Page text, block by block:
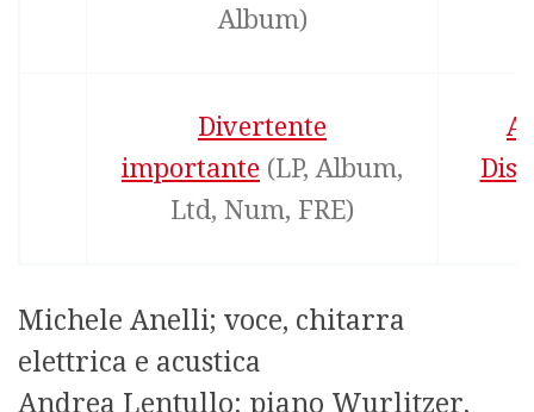
Album)
Divertente
importante ‎(LP, Album,
Ltd, Num, FRE)
Michele Anelli; voce, chitarra
elettrica e acustica
Andrea Lentullo: piano Wurlitzer,